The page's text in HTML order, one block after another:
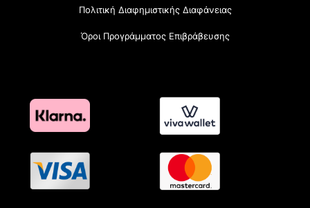
Πολιτική Διαφημιστικής Διαφάνειας
Όροι Προγράμματος Επιβράβευσης